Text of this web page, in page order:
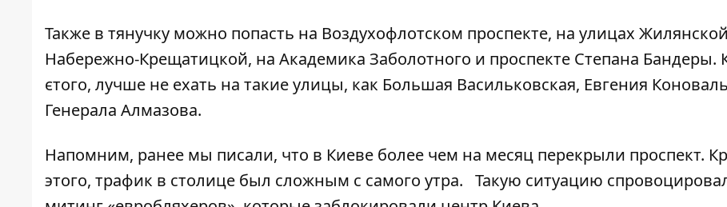
Также в тянучку можно попасть на Воздухофлотском проспекте, на улицах
Набережно-Крещатицкой, на Академика Заболотного и проспекте Степана Бандеры.
єтого, лучше не ехать на такие улицы, как Большая Васильковская, Евгения
Генерала Алмазова.
Напомним, ранее мы писали, что в Киеве более чем на месяц перекрыли проспект.
этого, трафик в столице был сложным с самого утра. Такую ситуацию